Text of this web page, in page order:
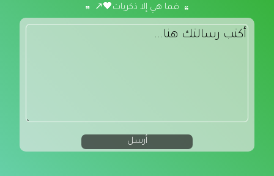
فما هي إلا ذكريات🖤↗️